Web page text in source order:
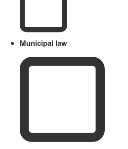
Municipal law